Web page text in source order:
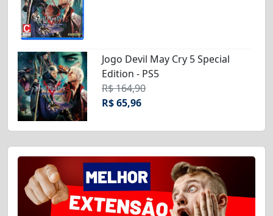
Jogo Devil May Cry 5 Special
Edition - PS5
R$ 164,90
R$ 65,96